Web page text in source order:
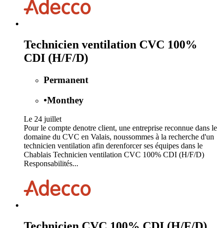
Technicien ventilation CVC 100%
CDI (H/F/D)
Permanent
•Monthey
Le 24 juillet
Pour le compte denotre client, une entreprise reconnue dans le
domaine du CVC en Valais, noussommes à la recherche d'un
technicien ventilation afin derenforcer ses équipes dans le
Chablais Technicien ventilation CVC 100% CDI (H/F/D)
Responsabilités...